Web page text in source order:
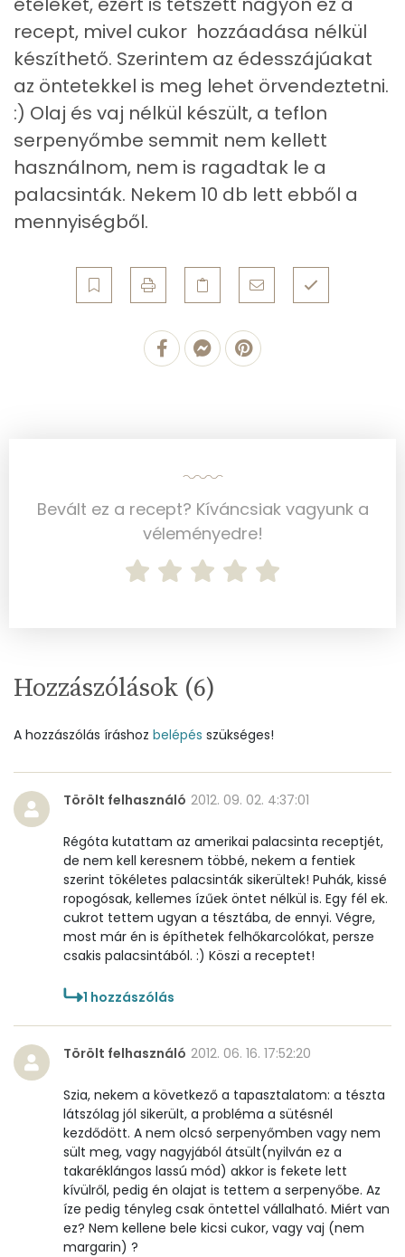
Egyszeresen telítetlen zsírsav:
5 g
Többszörösen telítetlen zsírsav
2 g
Koleszterin
183 mg
Ásványi anyagok
Összesen
625.3 g
Szelén
30 mg
Összesen
Víz
Összesen 127.4 g
Vitaminok
Összesen
0
A vitamin (RAE):
B6 vitamin:
0 mg
E vitamin:
1 mg
C vitamin:
55 mg
D vitamin:
40 micro
K vitamin:
5 micro
recept, mivel cukor hozzáadása nélkül
készíthető. Szerintem az édesszájúakat
az öntetekkel is meg lehet örvendeztetni.
:) Olaj és vaj nélkül készült, a teflon
serpenyőmbe semmit nem kellett
használnom, nem is ragadtak le a
palacsinták. Nekem 10 db lett ebből a
mennyiségből.
Bevált ez a recept? Kíváncsiak vagyunk a
véleményedre!
Hozzászólások (6)
A hozzászólás íráshoz belépés szükséges!
Törölt felhasználó 2012. 09. 02. 4:37:01
Régóta kutattam az amerikai palacsinta receptjét,
de nem kell keresnem többé, nekem a fentiek
szerint tökéletes palacsinták sikerültek! Puhák, kissé
ropogósak, kellemes ízűek öntet nélkül is. Egy fél ek.
cukrot tettem ugyan a tésztába, de ennyi. Végre,
most már én is építhetek felhőkarcolókat, persze
csakis palacsintából. :) Köszi a receptet!
1 hozzászólás
Törölt felhasználó 2012. 06. 16. 17:52:20
Szia, nekem a következő a tapasztalatom: a tészta
látszólag jól sikerült, a probléma a sütésnél
kezdődött. A nem olcsó serpenyőmben vagy nem
sült meg, vagy nagyjából átsült(nyilván ez a
takaréklángos lassú mód) akkor is fekete lett
kívülről, pedig én olajat is tettem a serpenyőbe. Az
íze pedig tényleg csak öntettel vállalható. Miért van
ez? Nem kellene bele kicsi cukor, vagy vaj (nem
margarin) ?